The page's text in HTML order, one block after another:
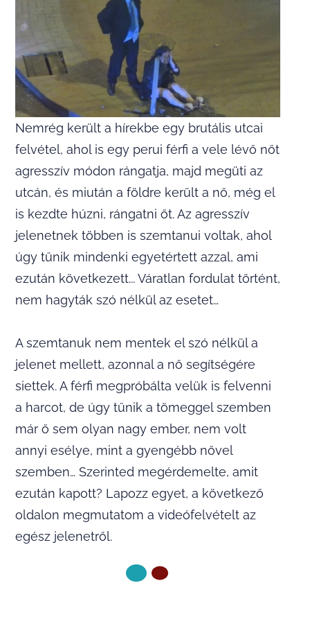
Nemrég került a hírekbe egy brutális utcai
felvétel, ahol is egy perui férfi a vele lévő nőt
agresszív módon rángatja, majd megüti az
utcán, és miután a földre került a nő, még el
is kezdte húzni, rángatni őt. Az agresszív
jelenetnek többen is szemtanui voltak, ahol
úgy tűnik mindenki egyetértett azzal, ami
ezután következett... Váratlan fordulat történt,
nem hagyták szó nélkül az esetet…
A szemtanuk nem mentek el szó nélkül a
jelenet mellett, azonnal a nő segítségére
siettek. A férfi megpróbálta velük is felvenni
a harcot, de úgy tűnik a tömeggel szemben
már ő sem olyan nagy ember, nem volt
annyi esélye, mint a gyengébb nővel
szemben… Szerinted megérdemelte, amit
ezután kapott? Lapozz egyet, a következő
oldalon megmutatom a videófelvételt az
egész jelenetről.